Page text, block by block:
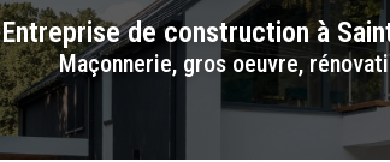
Entreprise de constructionà
Maçonnerie, gros oeuvre,